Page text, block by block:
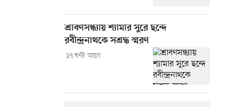
শ্রাবণসন্ধ্যায় শ্যামার সুরে ছন্দে
রবীন্দ্রনাথকে সশ্রদ্ধ স্মরণ
১৭ ঘণ্টা আগে